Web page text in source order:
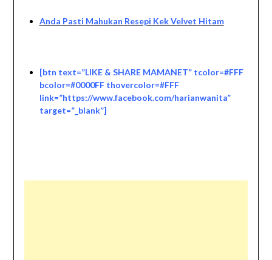
Anda Pasti Mahukan Resepi Kek Velvet Hitam
[btn text=”LIKE & SHARE MAMANET” tcolor=#FFF
bcolor=#0000FF thovercolor=#FFF
link=”https://www.facebook.com/harianwanita”
target=”_blank”]